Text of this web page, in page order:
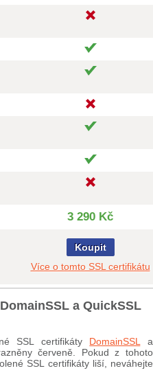
3 290 Kč
Koupit
Více o tomto SSL certifikátu
a QuickSSL
SSL certifikáty DomainSSL
a
červeně. Pokud z tohoto
SSL certifikáty liší, neváhejte